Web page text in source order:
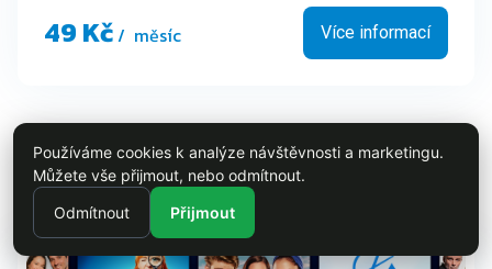
49 Kč/ měsíc Více informací
ROZŠÍŘENÍSLUŽEB
Používáme cookies k analýze návštěvnosti a marketingu.
Můžete vše přijmout, nebo odmítnout.
Odmítnout
Přijmout